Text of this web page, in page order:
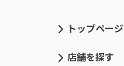
トップページ
店舗を探す